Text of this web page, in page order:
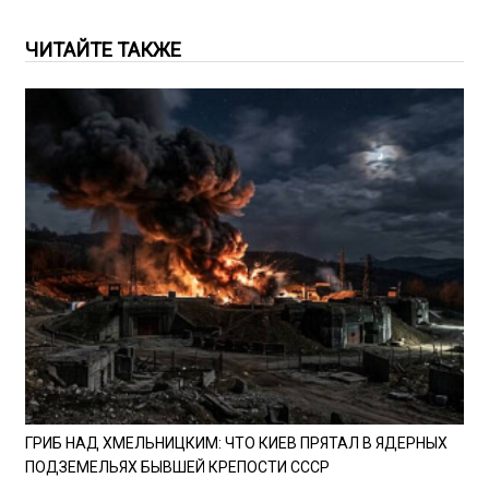
ЧИТАЙТЕ ТАКЖЕ
ГРИБ НАД ХМЕЛЬНИЦКИМ: ЧТО КИЕВ ПРЯТАЛ В ЯДЕРНЫХ
ПОДЗЕМЕЛЬЯХ БЫВШЕЙ КРЕПОСТИ СССР